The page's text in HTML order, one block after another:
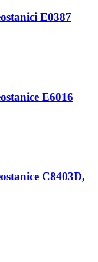
E0387
E6016
C8403D,